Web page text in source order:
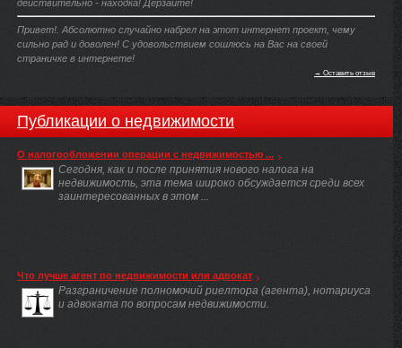
действительно - находка! Дерзайте!
Привет!. Абсолютно случайно набрел на этот интернет проект, чему
сильно рад и доволен! С удовольствием сошлюсь на Вас на своей
страничке в интернете!
→ Оставить отзыв
Публикации о недвижимости
О налогообложении операции с недвижимостью ...
Сегодня, как и после принятия нового налога на
недвижимость, эта тема широко обсуждается среди всех
заинтересованных в этом ...
Что лучше агент по недвижимости или адвокат
Разграничение полномочий риелтора (агента), нотариуса
и адвоката по вопросам недвижимости.